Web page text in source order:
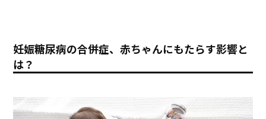
妊娠糖尿病の合併症、赤ちゃんにもたらす影響と
は？